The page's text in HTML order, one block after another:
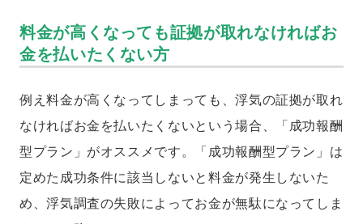
料金が高くなっても証拠が取れなければお
金を払いたくない方
例え料金が高くなってしまっても、浮気の証拠が取れ
なければお金を払いたくないという場合、「成功報酬
型プラン」がオススメです。「成功報酬型プラン」は
定めた成功条件に該当しないと料金が発生しないた
め、浮気調査の失敗によってお金が無駄になってしま